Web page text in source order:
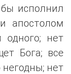
исполнил
апостолом
одного; нет
Бога; все
негодны; нет